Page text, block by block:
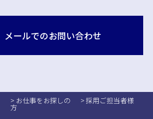
メールでのお問い合わせ
> お仕事をお探しの
方
> 採用ご担当者様